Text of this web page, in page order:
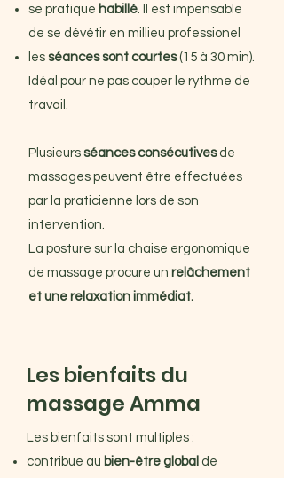
se pratique habillé. Il est impensable
de se dévétir en millieu professionel
les séances sont courtes(15 à 30 min).
Idéal pour ne pas couper le rythme de
travail.
Plusieurs séances consécutives de
massages peuvent être effectuées
par la praticienne lors de son
intervention.
La posture sur la chaise ergonomique
de massage procure un relâchement
et une relaxation immédiat.
Les bienfaits du
massage Amma
Les bienfaits sont multiples :
contribue au bien-être global de